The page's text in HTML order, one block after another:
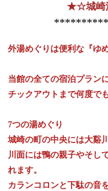
★☆城崎
外湯めぐりは便利な『ゆ
当館の全ての宿泊プラン
チックアウトまで何度で
7つの湯めぐり
城崎の町の中央には大谿
川面には鴨の親子やそし
れます。
カランコロンと下駄の音